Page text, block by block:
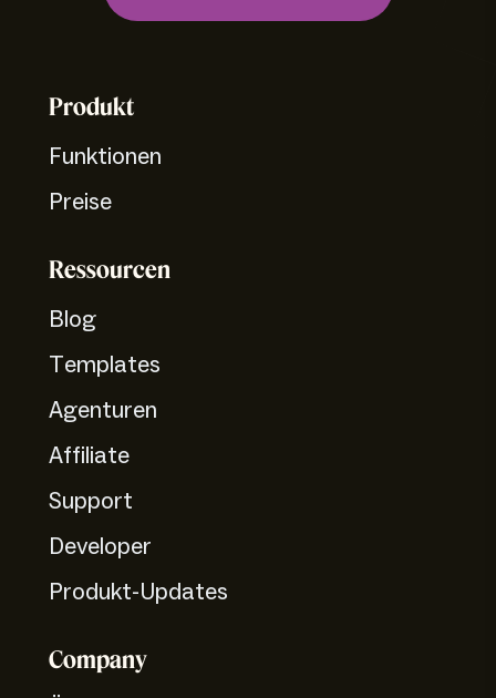
Produkt
Funktionen
Preise
Ressourcen
Blog
Templates
Agenturen
Affiliate
Support
Developer
Produkt-Updates
Company